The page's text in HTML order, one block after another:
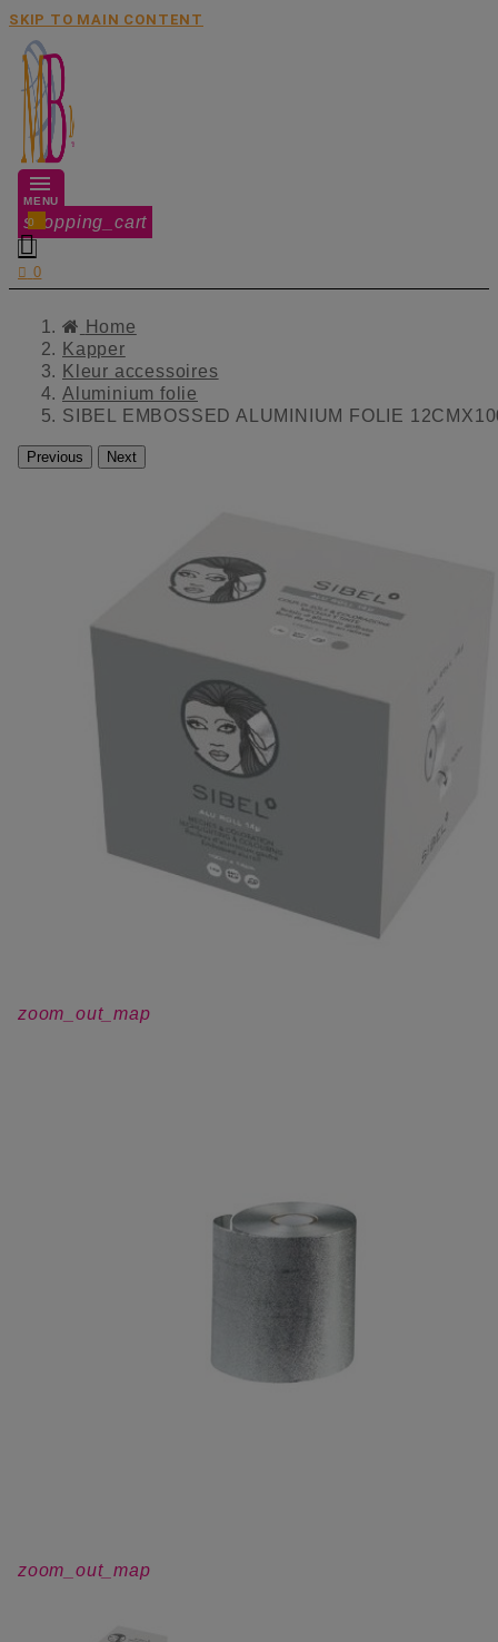
SKIP TO MAIN CONTENT
MENU
shopping_cart
0

 0
Home
Kapper
Kleur accessoires
Aluminium folie
SIBEL EMBOSSED ALUMINIUM FOLIE
Previous Next
zoom_out_map
zoom_out_map